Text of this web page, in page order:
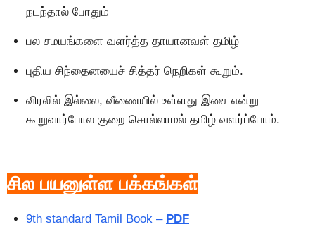
நடந்தால் போதும்
பல சமயங்களை வளர்த்த தாயானவள் தமிழ்
புதிய சிந்தைனயைச் சித்தர் நெறிகள் கூறும்.
விரலில் இல்லை, வீணையில் உள்ளது இசை என்று
கூறுவார்போல குறை சொல்லாமல் தமிழ் வளர்ப்போம்.
சில பயனுள்ள பக்கங்கள்
9th standard Tamil Book – PDF